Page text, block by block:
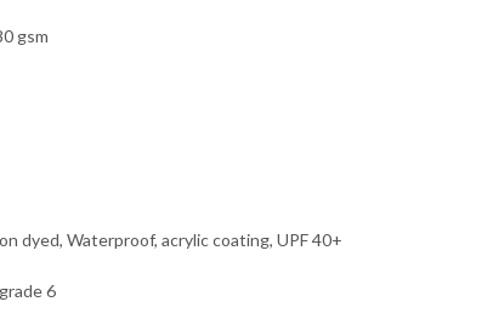
gsm
dyed, Waterproof, acrylic coating, UPF 40+
6